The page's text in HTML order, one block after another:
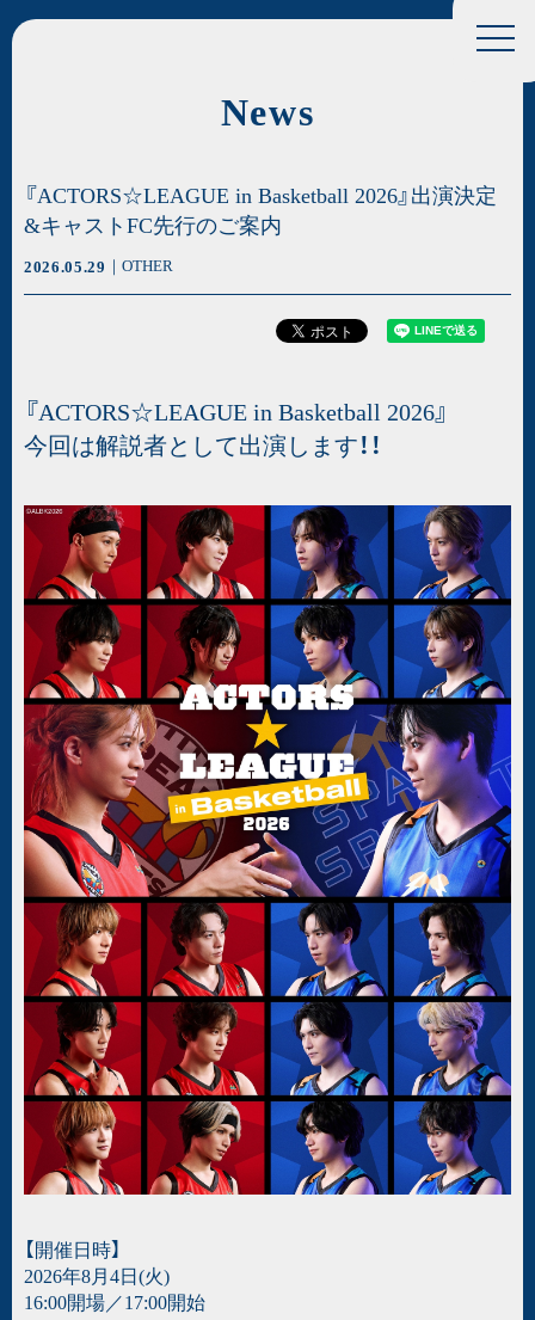
News
『ACTORS☆LEAGUE in Basketball 2026』出演決定
&キャストFC先行のご案内
2026.05.29 OTHER
『ACTORS☆LEAGUE in Basketball 2026』
今回は解説者として出演します！！
【開催日時】
2026年8月4日(火)
16:00開場／17:00開始